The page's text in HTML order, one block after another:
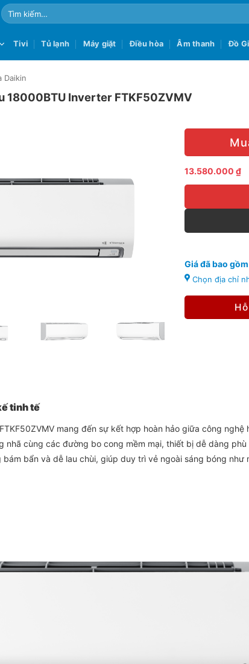
Tìm
kiếm:
Tivi Tủ lạnh Máy giặt Điều hòa Âm thanh Đồ
Daikin
18000BTU Inverter FTKF50ZVMV
13.580.000 ₫
Giá đã bao
Chọn địa chỉ
tinh tế
mang đến sự kết hợp hoàn hảo giữa công nghệ
nhã cùng các đường bo cong mềm mại, thiết bị dễ dàng
bám bẩn và dễ lau chùi, giúp duy trì vẻ ngoài sáng bóng như